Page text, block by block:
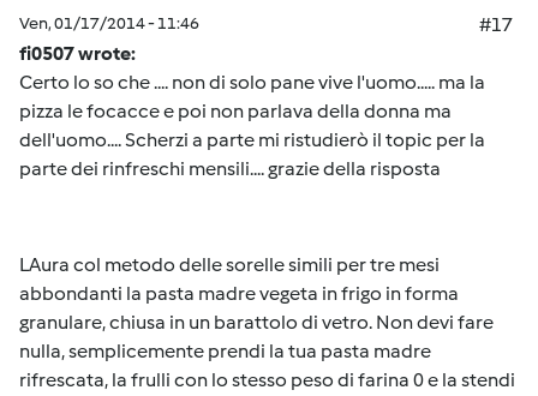
Ven, 01/17/2014 - 11:46
#17
fi0507 wrote:
Certo lo so che .... non di solo pane vive l'uomo..... ma la
pizza le focacce e poi non parlava della donna ma
dell'uomo.... Scherzi a parte mi ristudierò il topic per la
parte dei rinfreschi mensili.... grazie della risposta
LAura col metodo delle sorelle simili per tre mesi
abbondanti la pasta madre vegeta in frigo in forma
granulare, chiusa in un barattolo di vetro. Non devi fare
nulla, semplicemente prendi la tua pasta madre
rifrescata, la frulli con lo stesso peso di farina 0 e la stendi